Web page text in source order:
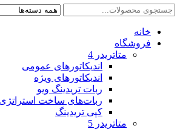
خانه
فروشگاه
متاتريدر 4
اندیکاتورهای عمومی
اندیکاتورهای ویژه
ربات تریدینگ ویو
ربات‌های ساخت
کپی تریدینگ
متاتريدر 5